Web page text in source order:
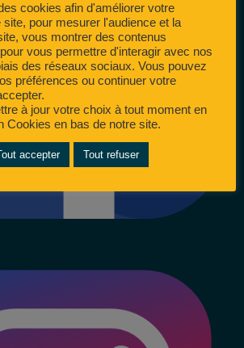
cookies afin d'améliorer votre
pour mesurer l'audience et la
vous montrer des contenus
vous permettre d'interagir avec nos
des réseaux sociaux. Vous pouvez
préférences ou continuer votre
à jour votre choix à tout moment en
Cookies en bas de notre site.
accepter Tout refuser